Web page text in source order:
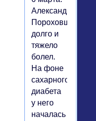
Александр
Пороховщиков
долго и
тяжело
болел.
На фоне
сахарного
диабета
у него
началась